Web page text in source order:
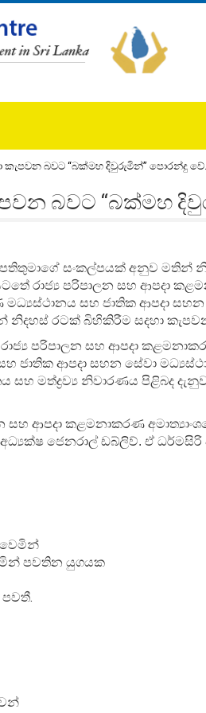
බවට “බක්මහ දිවුරුමින්” පොරන්දු
බවට “බක්මහ
සංකල්පයක් අනුව මතින්
රාජ්‍ය පරිපාලන සහ ආපදා
සහ ජාතික ආපදා සහන
නිදහස් රටක් බිහිකිරීම සදහා කැපවන
පරිපාලන සහ ආපදා
ජාතික ආපදා සහන සේවා
සහ මත්ද්‍රව්‍ය නිවාරණය පිළිබද
සහ ආපදා කළමනාකරණ
ජෙනරාල් ඩබ්ලිව්. ඒ ධර්මසිරි
වෙමින්
පවතින යුගයක